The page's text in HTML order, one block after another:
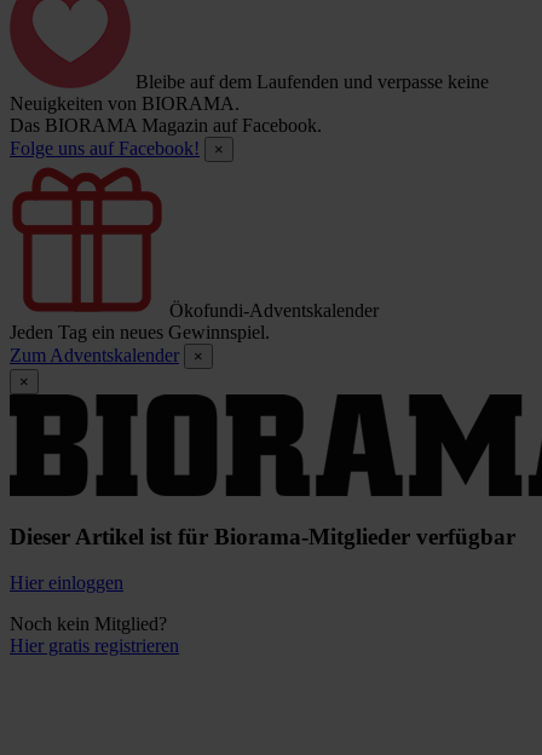
Bleibe auf dem Laufenden und verpasse keine
Neuigkeiten von BIORAMA.
Das BIORAMA Magazin auf Facebook.
Folge uns auf Facebook!
×
Ökofundi-Adventskalender
Jeden Tag ein neues Gewinnspiel.
Zum Adventskalender
×
×
Dieser Artikel ist für Biorama-Mitglieder verfügbar
Hier einloggen
Noch kein Mitglied?
Hier gratis registrieren